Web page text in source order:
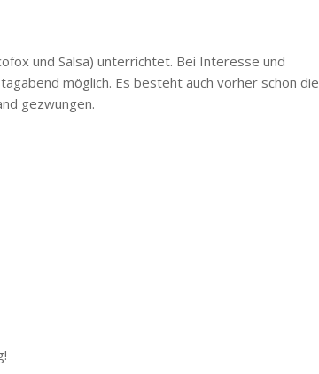
und Salsa) unterrichtet. Bei Interesse und
möglich. Es besteht auch vorher schon die
gezwungen.